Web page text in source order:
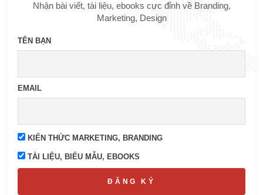
Nhận bài viết, tài liệu, ebooks cực đỉnh về Branding,
Marketing, Design
TÊN BẠN
EMAIL
KIẾN THỨC MARKETING, BRANDING
TÀI LIỆU, BIỂU MẪU, EBOOKS
ĐĂNG KÝ